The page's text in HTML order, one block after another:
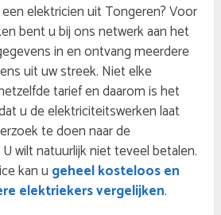
elektricien uit Tongeren? Voor
bent u bij ons netwerk aan het
in en ontvang meerdere
uit uw streek. Niet elke
tarief en daarom is het
u de elektriciteitswerken laat
te doen naar de
wilt natuurlijk niet teveel betalen.
kan u geheel kosteloos en
elektriekers vergelijken.